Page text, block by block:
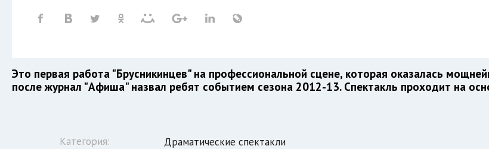
Это первая работа "Брусникинцев" на профессиональной сцене, которая оказалась
после журнал "Афиша" назвал ребят событием сезона 2012-13. Спектакль проходит на
Категория:
Драматические спектакли